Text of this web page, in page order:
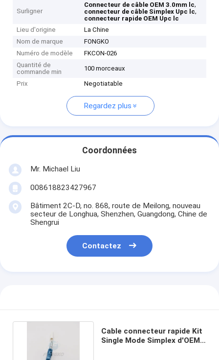
Surligner
Connecteur de câble OEM 3.0mm lc,
connecteur de câble Simplex Upc lc,
connecteur rapide OEM Upc lc
Lieu d'origine
La Chine
Nom de marque
FONGKO
Numéro de modèle
FKCON-026
Quantité de
commande min
100 morceaux
Prix Negotiatable
Regardez plus
Coordonnées
Mr. Michael Liu
008618823427967
Bâtiment 2C-D, no. 868, route de Meilong, nouveau
secteur de Longhua, Shenzhen, Guangdong, Chine de
Shengrui
Contactez
Cable connecteur rapide Kit
Single Mode Simplex d'OEM